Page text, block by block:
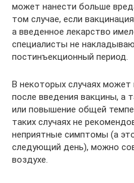
может нанести больше
том случае, если
а введенное лекарство
специалисты не
постинъекционный период.
В некоторых случаях может
после введения вакцины, а
или повышение общей
таких случаях не
неприятные симптомы (а
следующий день), можно
воздухе.